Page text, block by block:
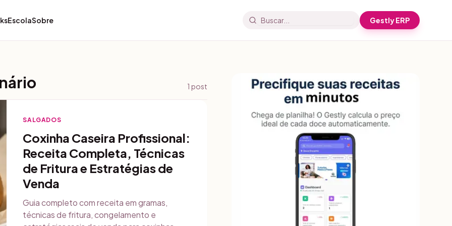
EscolaSobre Buscar artigos e receitas Gestly ERP
1 post
SALGADOS
Coxinha Caseira Profissional:
Receita Completa, Técnicas
de Fritura e Estratégias de
Venda
Guia completo com receita em gramas,
técnicas de fritura, congelamento e